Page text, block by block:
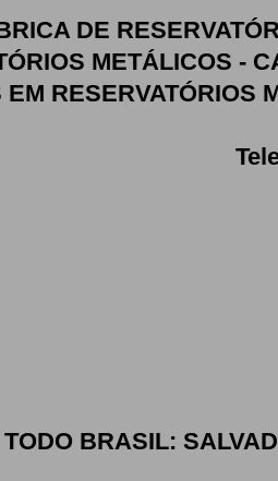
DE
METÁLICOS -
RESERVATÓRIOS
BRASIL: